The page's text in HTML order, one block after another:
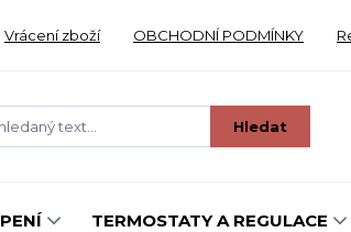
Vrácení zboží OBCHODNÍ PODMÍNKY
Hledat
TERMOSTATY A REGULACE